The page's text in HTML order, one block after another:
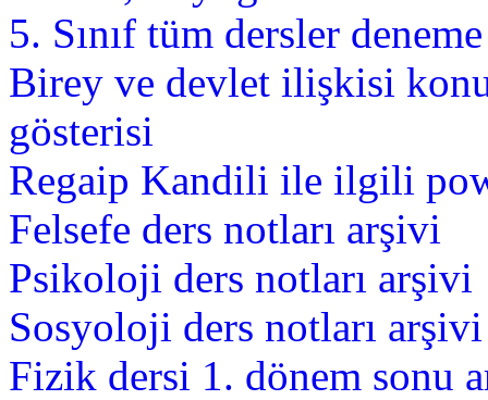
5. Sınıf tüm dersler
Birey ve devlet ilişkisi
gösterisi
Regaip Kandili ile ilgili
Felsefe ders notları arşivi
Psikoloji ders notları arşivi
Sosyoloji ders notları arşivi
Fizik dersi 1. dönem sonu